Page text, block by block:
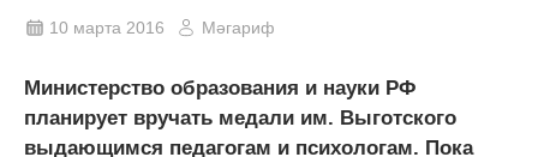
10 марта 2016 Мәгариф
Министерство образования и науки РФ
планирует вручать медали им. Выготского
выдающимся педагогам и психологам. Пока